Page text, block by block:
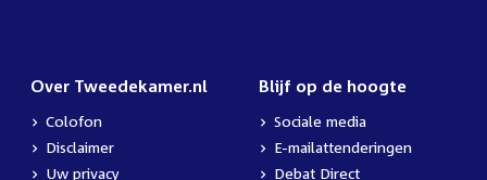
Over Tweedekamer.nl
Colofon
Disclaimer
Uw privacy
Blijf op de hoogte
Sociale media
E-mailattenderingen
Debat Direct